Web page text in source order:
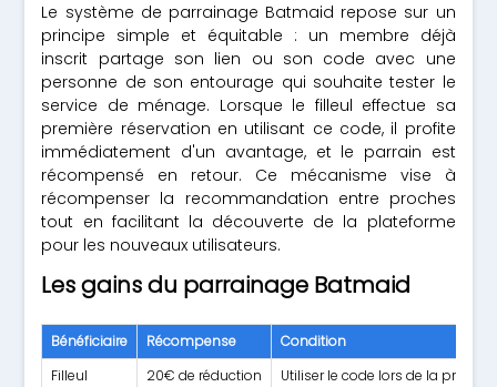
Le système de parrainage Batmaid repose sur un
principe simple et équitable : un membre déjà
inscrit partage son lien ou son code avec une
personne de son entourage qui souhaite tester le
service de ménage. Lorsque le filleul effectue sa
première réservation en utilisant ce code, il profite
immédiatement d'un avantage, et le parrain est
récompensé en retour. Ce mécanisme vise à
récompenser la recommandation entre proches
tout en facilitant la découverte de la plateforme
pour les nouveaux utilisateurs.
Les gains du parrainage Batmaid
Bénéficiaire Récompense
Condition
Filleul
20€ de réduction
Utiliser le code lors de la